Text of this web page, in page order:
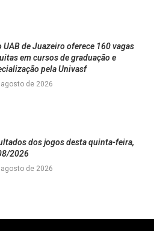
UAB de Juazeiro oferece 160 vagas
em cursos de graduação e
pela Univasf
de 2026
dos jogos desta quinta-feira,
2026
de 2026